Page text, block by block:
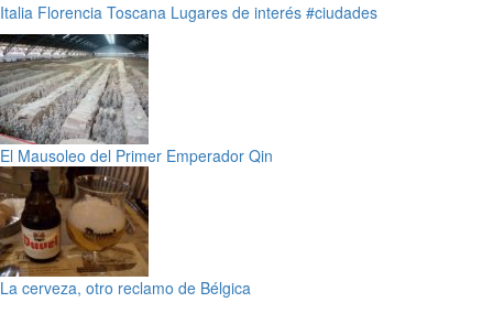
Italia Florencia Toscana Lugares de interés #ciudades
El Mausoleo del Primer Emperador Qin
La cerveza, otro reclamo de Bélgica